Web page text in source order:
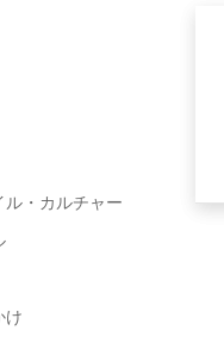
ル・カルチャー
け